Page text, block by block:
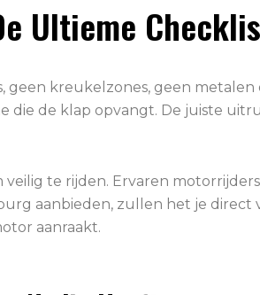
Ultieme
kreukelzones, geen metalen
die de klap opvangt. De juiste
te rijden. Ervaren
aanbieden, zullen het je
aanraakt.